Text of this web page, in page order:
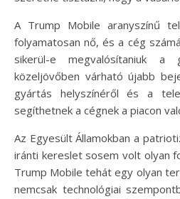
A Trump Mobile aranyszínű
folyamatosan nő, és a cég
sikerül-e megvalósítaniuk a
közeljövőben várható újabb
gyártás helyszínéről és a
segíthetnek a cégnek a piacon
Az Egyesült Államokban a
iránti kereslet sosem volt olyan
Trump Mobile tehát egy olyan
nemcsak technológiai